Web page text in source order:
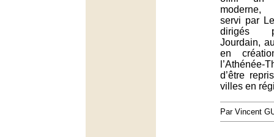
moderne,
servi par
dirigés
Jourdain,
en
d’être
villes en
Par Vincent